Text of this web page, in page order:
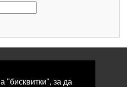
"бисквитки", за да